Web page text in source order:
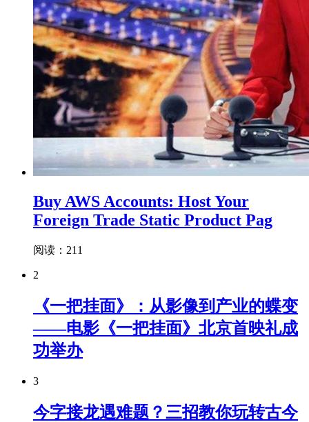
Buy AWS Accounts: Host Your
Foreign Trade Static Product Pag
阅读：211
2
《一把挂面》：从影像到产业的蝶变
——电影《一把挂面》北京首映礼成
功举办
3
今字接龙遇难题？三招教你玩转古今